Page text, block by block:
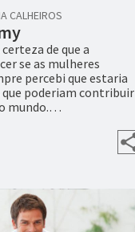
CALHEIROS
de que a
se as mulheres
percebi que estaria
poderiam contribuir
mundo.…